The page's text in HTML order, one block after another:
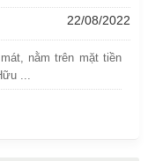
22/08/2022
nằm trên mặt tiền
...